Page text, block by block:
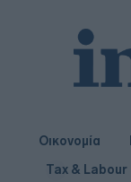
Οικονομία
Tax & Labour